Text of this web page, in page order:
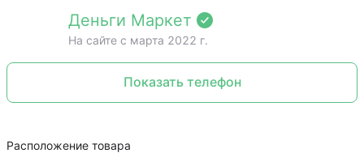
Деньги Маркет
На сайте c марта 2022 г.
Показать телефон
Расположение товара